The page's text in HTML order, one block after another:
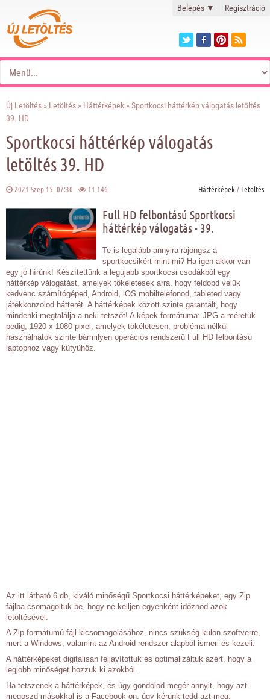
Belépés ▼ Regisztráció
Új Letöltés » Letöltés » Háttérképek » Sportkocsi háttérkép válogatás letöltés
39. HD
Sportkocsi háttérkép válogatás
letöltés 39. HD
2021 Szep 15, 07:30 11 146 Háttérképek / Letöltés
Full HD felbontású Sportkocsi
háttérkép válogatás - 39.
Te is legalább annyira rajongsz a
sportkocsikért mint mi? Ha igen akkor van
egy jó hírünk! Készítettünk a legújabb sportkocsi csodákból egy
háttérkép válogatást, amelyek tökéletesek arra, hogy feldobd velük
kedvenc számítógéped, Android, iOS mobiltelefonod, tableted vagy
játékkonzolod hátterét. A háttérképek között szinte garantált, hogy
mindenki megtalálja a neki tetszőt! A képek formátuma: JPG a méretük
pedig, 1920 x 1080 pixel, amelyek tökéletesen, probléma nélkül
használhatók szinte bármilyen operációs rendszerű Full HD felbontású
laptophoz vagy kütyühöz.
Az itt látható 6 db, kiváló minőségű Sportkocsi háttérképeket, egy Zip
fájlba csomagoltuk be, hogy ne kelljen egyenként időznöd azok
letöltésével.
A Zip formátumú fájl kicsomagolásához, nincs szükség külön szoftverre,
mert a Windows, valamint az Android rendszer alapból ismeri és kezeli.
A háttérképeket digitálisan feljavítottuk és optimalizáltuk azért, hogy a
legjobb minőséget hozzuk ki azokból.
Ha tetszenek a háttérképek, és úgy gondolod megér annyit, hogy azt
megoszd másokkal is a Facebook-on, úgy kérünk tedd azt meg,